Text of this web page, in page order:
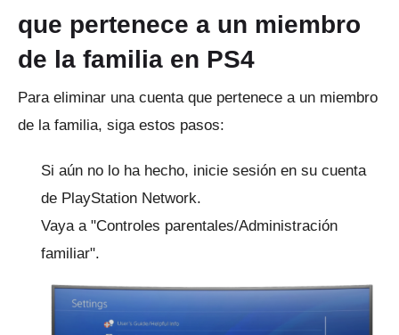
que pertenece a un miembro
de la familia en PS4
Para eliminar una cuenta que pertenece a un miembro
de la familia, siga estos pasos:
Si aún no lo ha hecho, inicie sesión en su cuenta
de PlayStation Network.
Vaya a "Controles parentales/Administración
familiar".